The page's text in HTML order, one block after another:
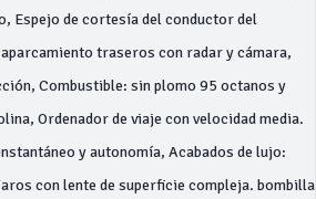
Espejo de cortesía del conductor del
traseros con radar y cámara,
Combustible: sin plomo 95 octanos y
Ordenador de viaje con velocidad media.
y autonomía, Acabados de lujo:
con lente de superficie compleja. bombilla